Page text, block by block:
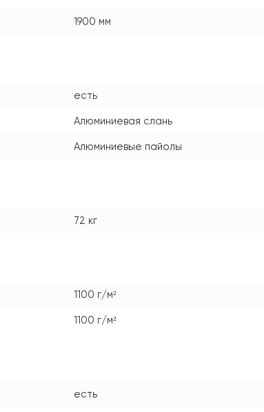
1900 мм
есть
Алюминиевая слань
Алюминиевые пайолы
72 кг
1100 г/м²
1100 г/м²
есть